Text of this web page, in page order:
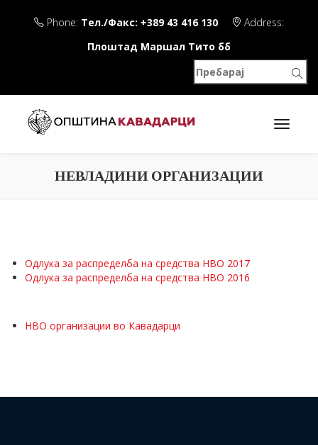
Phone: Тел./Факс: +389 43 416 130
Address:
Плоштад Маршал Тито бб
НЕВЛАДИНИ ОРГАНИЗАЦИИ
Одлука за распределба на средства НВО 2017
Одлука за распределба на средства НВО 2016
НВO организации во Кавадарци